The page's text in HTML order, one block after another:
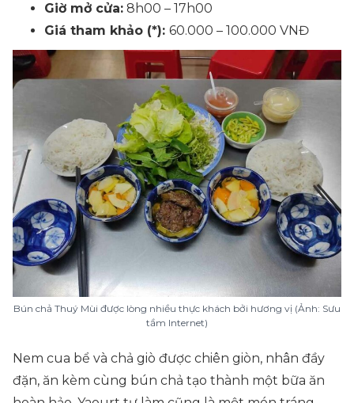
Giờ mở cửa: 8h00 – 17h00
Giá tham khảo (*): 60.000 – 100.000 VNĐ
Bún chả Thuý Mùi được lòng nhiều thực khách bởi hương vị (Ảnh: Sưu
tầm Internet)
Nem cua bể và chả giò được chiên giòn, nhân đầy
đặn, ăn kèm cùng bún chả tạo thành một bữa ăn